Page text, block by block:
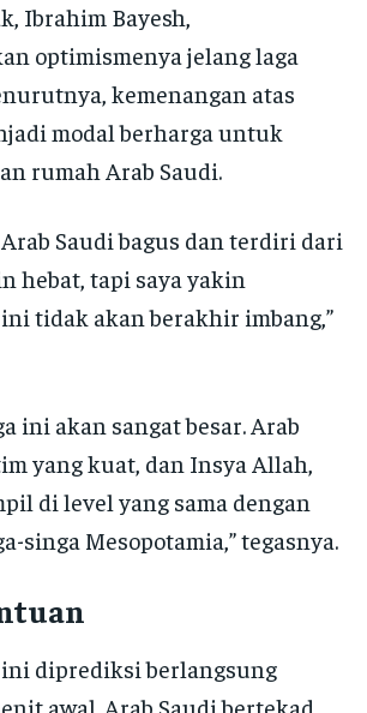
Ibrahim Bayesh,
optimismenya jelang laga
kemenangan atas
modal berharga untuk
rumah Arab Saudi.
Saudi bagus dan terdiri dari
hebat, tapi saya yakin
tidak akan berakhir imbang,”
ini akan sangat besar. Arab
yang kuat, dan Insya Allah,
di level yang sama dengan
singa Mesopotamia,” tegasnya.
diprediksi berlangsung
awal. Arab Saudi bertekad